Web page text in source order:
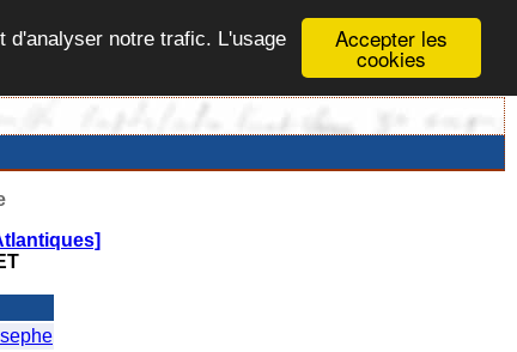
Accepter les
cookies
d'analyser notre trafic. L'usage